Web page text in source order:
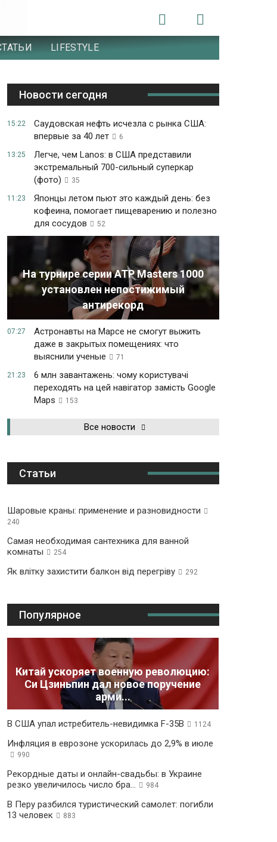
LIFESTYLE
Новости сегодня
15:22
Саудовская нефть исчезла с рынка США:
впервые за 40 лет
6
13:25
Легче, чем Lanos: в США представили
экстремальный 700-сильный суперкар
(фото)
35
11:23
Японцы летом пьют это каждый день: без
кофеина, помогает пищеварению и полезно
для сосудов
52
На турнире серии ATP Masters 1000
установлен непостижимый
антирекорд
07:27
Астронавты на Марсе не смогут выжить
даже в закрытых помещениях: что
выяснили ученые
71
21:23
6 млн завантажень: чому користувачі
переходять на цей навігатор замість Google
Maps
153
Все новости
Статьи
Шаровые краны: применение и разновидности
240
Самая необходимая сантехника для ванной
комнаты
254
Як влітку захистити балкон від перегріву 292
Популярное
Китай ускоряет военную революцию:
Си Цзиньпин дал новое поручение
арми...
В США упал истребитель-невидимка F-35B 1124
Инфляция в еврозоне ускорилась до 2,9% в июле
990
Рекордные даты и онлайн-свадьбы: в Украине
резко увеличилось число бра...
984
В Перу разбился туристический самолет: погибли
13 человек
883